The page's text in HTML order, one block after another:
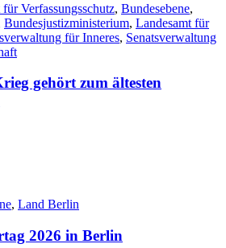
Verfassungsschutz, Bundesebene,
Bundesjustizministerium, Landesamt für
für Inneres, Senatsverwaltung
gehört zum ältesten
, Land Berlin
2026 in Berlin